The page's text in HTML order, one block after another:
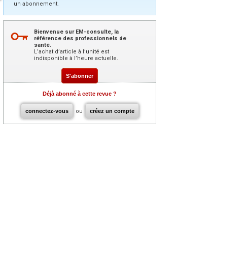
un abonnement.
Bienvenue sur EM-consulte, la
référence des professionnels de
santé.
L’achat d’article à l’unité est
indisponible à l’heure actuelle.
S'abonner
Déjà abonné à cette revue ?
connectez-vous ou créez un compte